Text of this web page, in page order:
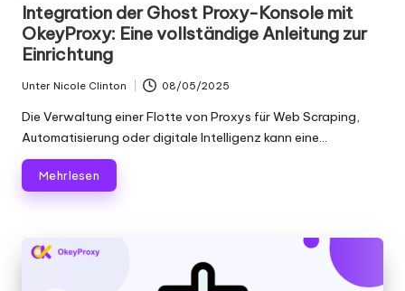
Integration der Ghost Proxy-Konsole mit
OkeyProxy: Eine vollständige Anleitung zur
Einrichtung
Geschrieben
von
Unter Nicole Clinton 08/05/2025
Die Verwaltung einer Flotte von Proxys für Web Scraping,
Automatisierung oder digitale Intelligenz kann eine...
Mehr lesen